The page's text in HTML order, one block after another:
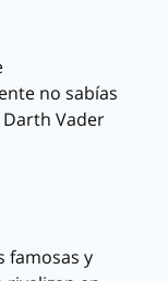
no sabías
Vader
famosas y